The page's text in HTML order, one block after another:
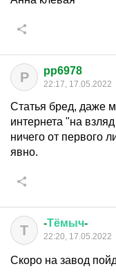
P pp6978
22:17, 17.05.2022
Статья бред, даже
интернета "на
ничего от первого
явно.
Т -Тёмыч-
22:20, 17.05.2022
Скоро на завод